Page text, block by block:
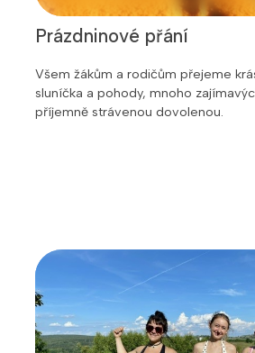
Prázdninové přání
Všem žákům a rodičům přejeme
sluníčka a pohody, mnoho
příjemně strávenou dovolenou.